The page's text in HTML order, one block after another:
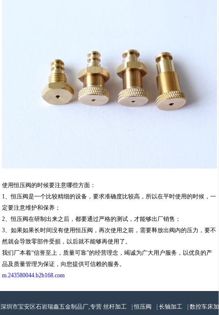
使用恒压阀的时候要注意哪些方面：
1、恒压阀是一个比较精细的设备，要求准确度比较高，所以在平时使用的时候，一
定要注意维护和保养；
2、恒压阀在研制出来之后，都要通过严格的测试，才能够出厂销售；
3、如果如果长时间没有使用恒压阀，再次使用之前，需要释放出阀内的压力，要不
然就会导致零部件受损，以后就不能够再使用了。
我们厂本着“信誉至上，质量可靠”的经营理念，竭诚为广大用户服务，以优良的产
品及质量管理为保证，向您提供可信赖的服务。
m.243580044.b2b168.com
深圳市宝安区石岩瑞鑫五金制品厂,专营 丝杆加工 |恒压阀 长轴加工 数控车床加